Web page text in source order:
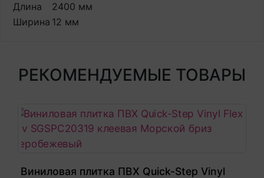
Длина
2400 мм
Ширина 12 мм
РЕКОМЕНДУЕМЫЕ ТОВАРЫ
Виниловая плитка ПВХ Quick-Step Vinyl